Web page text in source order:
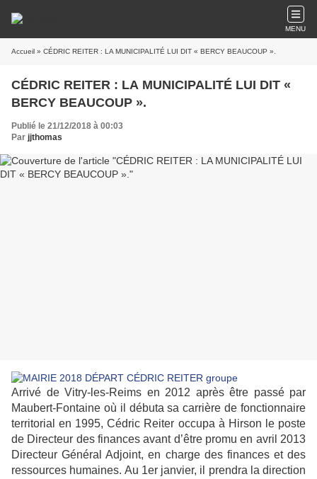
MENU
Accueil » CÉDRIC REITER : LA MUNICIPALITÉ LUI DIT « BERCY BEAUCOUP ».
CÉDRIC REITER : LA MUNICIPALITÉ LUI DIT «
BERCY BEAUCOUP ».
Publié le 21/12/2018 à 00:03
Par jjthomas
Arrivé de Vitry-les-Reims en 2012 après être passé par
Maubert-Fontaine où il débuta sa carrière de fonctionnaire
territorial en 1995, Cédric Reiter occupa à Hirson le poste
de Directeur des finances avant d’être promu en avril 2013
Directeur Général Adjoint, en charge des finances et des
ressources humaines. Au 1er janvier, il prendra la direction